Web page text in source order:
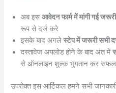
अब इसआवेदन फार्म में मांगी गई
रूप से दर्ज करे
इसके बाद अगलेस्टेप में जरूरी सभी
दस्तावेज अपलोड होने के बाद अंत में
से ऑनलाइन शुल्क भुगतान कर
उपरोक्त इस आर्टिकल हमने सभी